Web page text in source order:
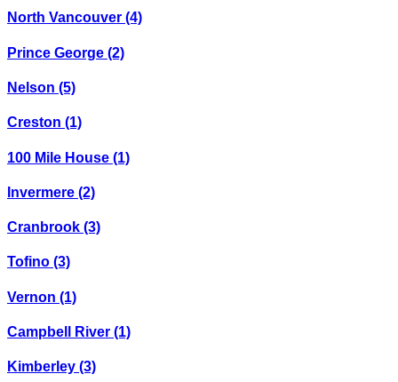
North Vancouver (4)
Prince George (2)
Nelson (5)
Creston (1)
100 Mile House (1)
Invermere (2)
Cranbrook (3)
Tofino (3)
Vernon (1)
Campbell River (1)
Kimberley (3)